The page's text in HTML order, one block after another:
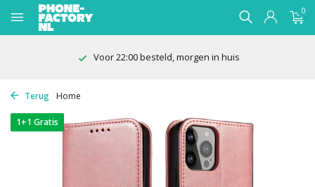
0
100 dagen bedenktijd
Terug Home
1+1 Gratis